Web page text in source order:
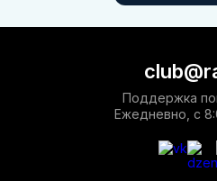
Поддержка
Ежедневно, с